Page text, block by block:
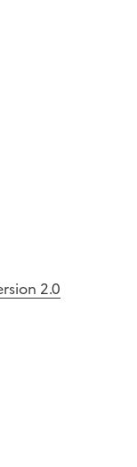
2.0